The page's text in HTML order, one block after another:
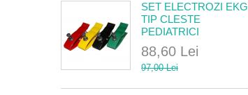
SET ELECTROZI EKG
TIP CLESTE
PEDIATRICI
88,60 Lei
97,00 Lei